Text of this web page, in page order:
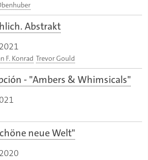
Abstrakt
F. Konrad Trevor Gould
- "Ambers & Whimsicals"
neue Welt"